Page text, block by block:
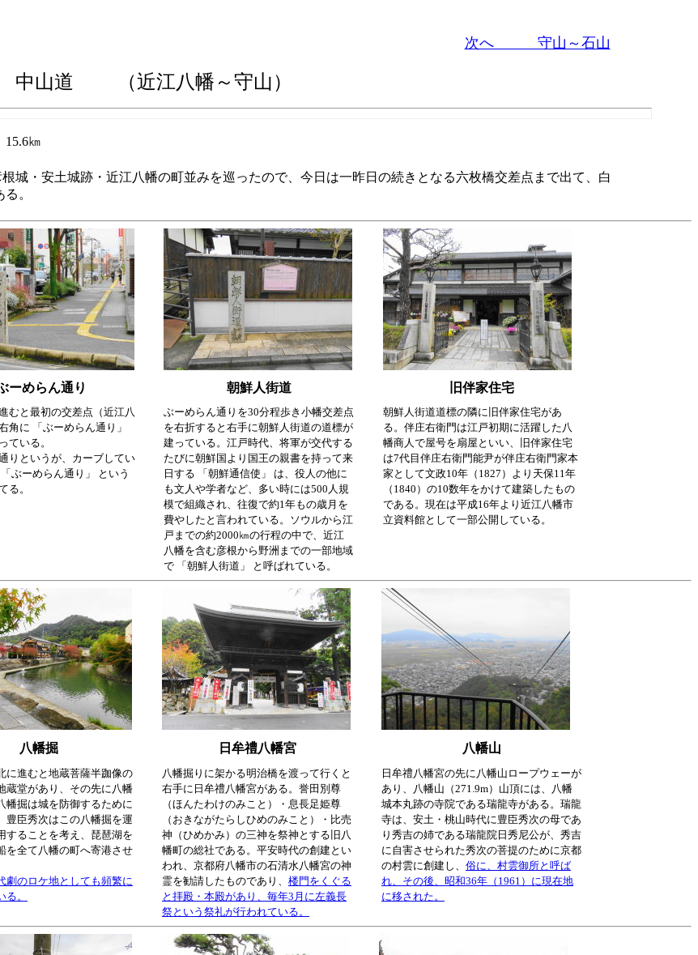
次へ 守山～石山
中山道 （近江八幡 ～守山）
㎞
城・安土城跡・近江八幡の町並みを巡ったので、今日は一昨日の続きとなる六枚橋交差点まで出て、白
。
ーめらん通り 朝鮮人街道 旧伴家住宅
むと最初の交差点（近江八
角に 「ぶーめらん通り」
ている。
りというが、カーブしてい
ぶーめらん通り」 という
る。
ぶーめらん通りを30分程歩き小幡交差点
を右折すると右手に朝鮮人街道の道標が
建っている。江戸時代、将軍が交代する
たびに朝鮮国より国王の親書を持って来
日する 「朝鮮通信使」 は、役人の他に
も文人や学者など、多い時には500人規
模で組織され、往復で約1年もの歳月を
費やしたと言われている。ソウルから江
戸までの約2000㎞の行程の中で、近江
八幡を含む彦根から野洲までの一部地域
で 「朝鮮人街道」 と呼ばれている。
朝鮮人街道道標の隣に旧伴家住宅があ
る。 伴庄右衛門は江戸初期に活躍した八
幡商人で屋号を扇屋といい、旧伴家住宅
は7代目伴庄右衛門能尹が伴庄右衛門家本
家として文政10年（1827）より天保11年
（1840）の10数年をかけて建築したもの
である。現在は平成16年より近江八幡市
立資料館として一部公開している。
八幡掘 日牟禮八幡宮 八幡山
に進むと地蔵菩薩半跏像の
蔵堂があり、その先に八幡
幡掘は城を防御するために
豊臣秀次はこの八幡掘を運
することを考え、琵琶湖を
を全て八幡の町へ寄港させ
劇のロケ地としても頻繁に
。
八幡掘りに架かる明治橋を渡って行くと
右手に日牟禮八幡宮がある。誉田別尊
（ほんたわけのみこと）・息長足姫尊
（おきながたらしひめのみこと）・比売
神（ひめかみ）の三神を祭神とする旧八
幡町の総社である。平安時代の創建とい
われ、京都府八幡市の石清水八幡宮の神
霊を勧請したものであり、 楼門をくぐる
と拝殿・本殿があり、毎年3月に左義長
祭という祭礼が行われている。
日牟禮八幡宮の先に八幡山ロープウェーが
あり、八幡山（271.9m）山頂には、八幡
城本丸跡の寺院である瑞龍寺がある。瑞龍
寺は、安土・桃山時代に豊臣秀次の母であ
り秀吉の姉である瑞龍院日秀尼公が、秀吉
に自害させられた秀次の菩提のために京都
の村雲に創建し、 俗に、村雲御所と呼ば
れ、その後、昭和36年（1961）に現在地
に移された。